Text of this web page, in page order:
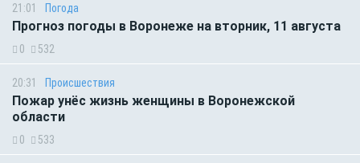
21:01 Погода
Прогноз погоды в Воронеже на вторник, 11 августа
0 532
20:31 Происшествия
Пожар унёс жизнь женщины в Воронежской
области
0 533